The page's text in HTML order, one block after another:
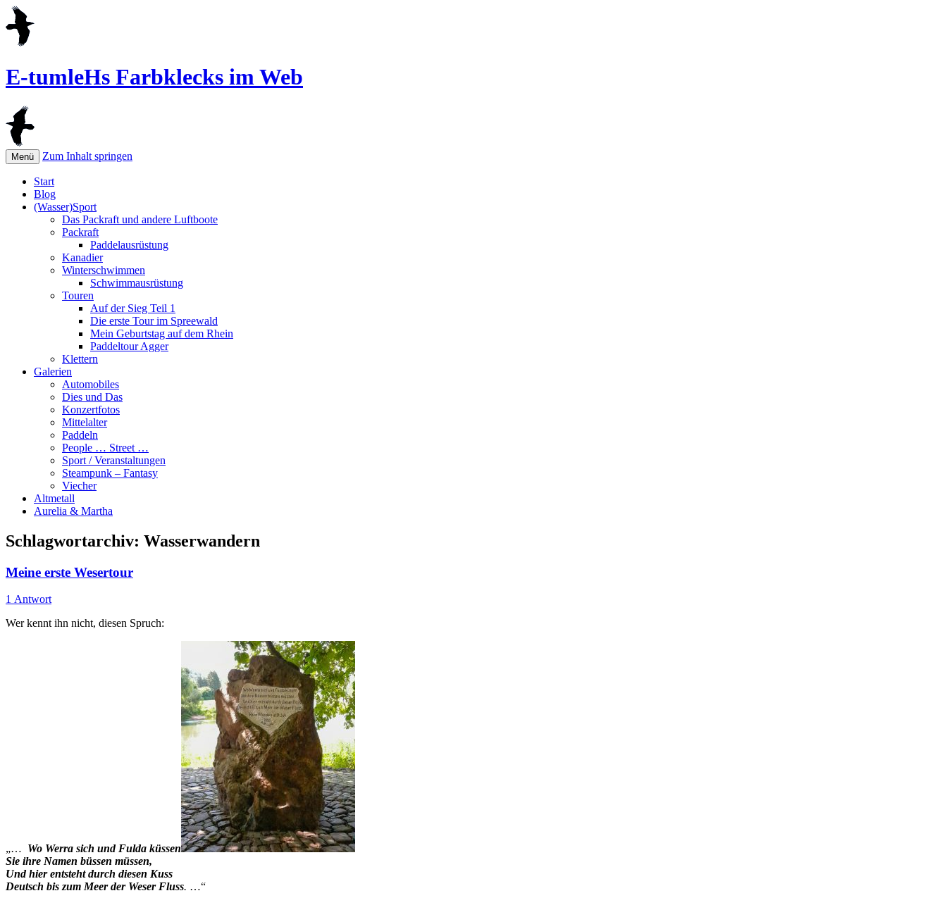
E-tumleHs Farbklecks im Web
Menü Zum Inhalt springen
Start
Blog
(Wasser)Sport
Das Packraft und andere Luftboote
Packraft
Paddelausrüstung
Kanadier
Winterschwimmen
Schwimmausrüstung
Touren
Auf der Sieg Teil 1
Die erste Tour im Spreewald
Mein Geburtstag auf dem Rhein
Paddeltour Agger
Klettern
Galerien
Automobiles
Dies und Das
Konzertfotos
Mittelalter
Paddeln
People … Street …
Sport / Veranstaltungen
Steampunk – Fantasy
Viecher
Altmetall
Aurelia & Martha
Schlagwortarchiv: Wasserwandern
Meine erste Wesertour
1 Antwort
Wer kennt ihn nicht, diesen Spruch:
„… Wo Werra sich und Fulda küssen
Sie ihre Namen büssen müssen,
Und hier entsteht durch diesen Kuss
Deutsch bis zum Meer der Weser Fluss. …“